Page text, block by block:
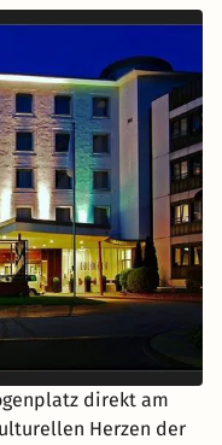
direkt am
Herzen der